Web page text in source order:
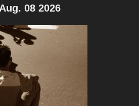
08 2026